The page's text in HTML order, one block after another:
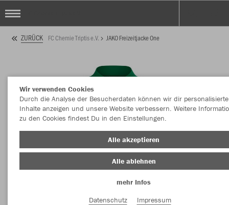
ZURÜCK FC Chemie Triptis e.V. JAKO Freizeitjacke One
Wir verwenden Cookies
Durch die Analyse der Besucherdaten können wir dir personalisierte
Inhalte anzeigen und unsere Website verbessern. Weitere
zu den Cookies findest Du in den Einstellungen.
Alle akzeptieren
Alle ablehnen
mehr Infos
Datenschutz
Impressum